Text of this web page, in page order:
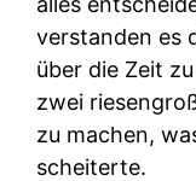
verstanden es
über die Zeit
zwei
zu machen,
scheiterte.